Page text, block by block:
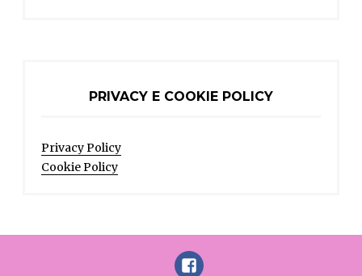
PRIVACY E COOKIE POLICY
Privacy Policy
Cookie Policy
FaceBook